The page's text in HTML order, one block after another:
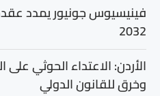
فينيسيوس جونيور يمدد
2032
الأردن: الاعتداء الحوثي
وخرق للقانون الدولي